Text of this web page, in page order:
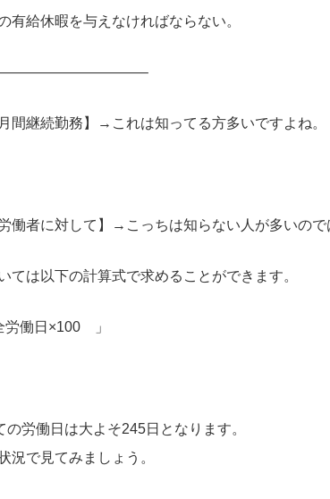
有給休暇を与えなければならない。
間継続勤務】→これは知ってる方多いですよね。
働者に対して】→こっちは知らない人が多いので
ては以下の計算式で求めることができます。
働日×100 」
労働日は大よそ245日となります。
況で見てみましょう。